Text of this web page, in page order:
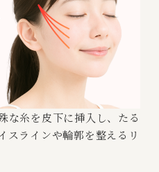
な糸を皮下に挿入し、たる
スラインや輪郭を整えるリ